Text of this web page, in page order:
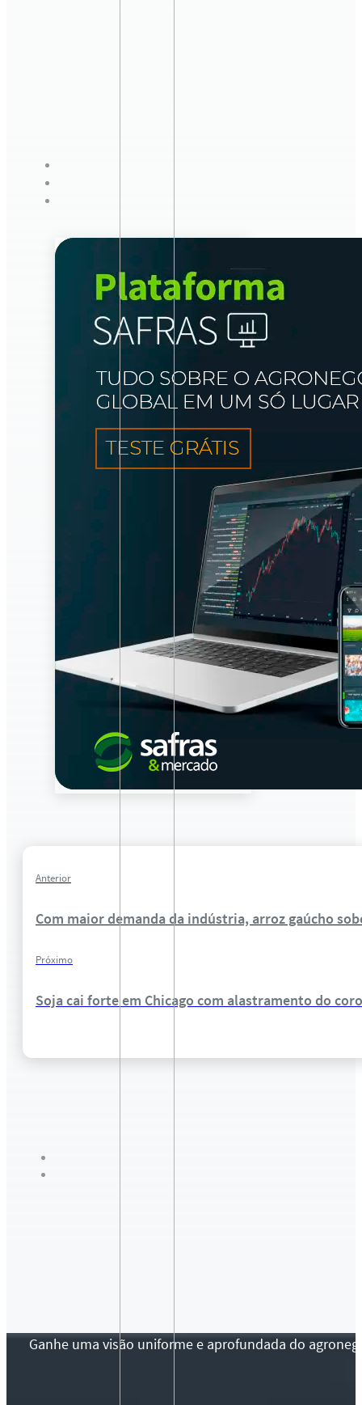
Anterior
Com maior demanda da indústria, arroz gaúcho
Próximo
Soja cai forte em Chicago com alastramento do
Ganhe uma visão uniforme e aprofundada do